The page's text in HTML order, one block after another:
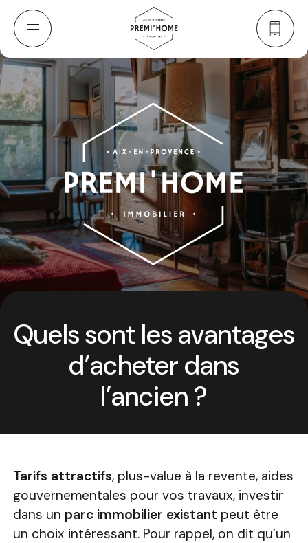
Quels sont les avantages
d’acheter dans
l’ancien ?
Tarifs attractifs, plus-value à la revente, aides
gouvernementales pour vos travaux, investir
dans un parc immobilier existant peut être
un choix intéressant. Pour rappel, on dit qu’un